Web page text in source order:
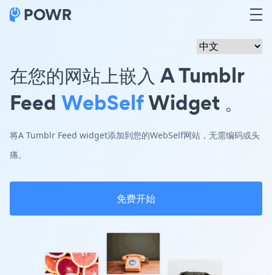
在您的网站上嵌入 A Tumblr
Feed WebSelfWidget 。
将A Tumblr Feed widget添加到您的WebSelf网站，无需编码或头
痛。
免费开始